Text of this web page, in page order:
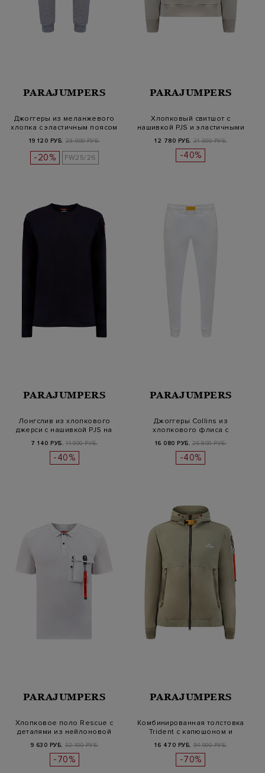
PARAJUMPERS
Джоггеры из меланжевого
хлопка с эластичным поясом
19 120 РУБ. 23 900 РУБ.
-20% FW25/26
PARAJUMPERS
Хлопковый свитшот с
нашивкой PJS и эластичными
12 780 РУБ. 21 300 РУБ.
-40%
PARAJUMPERS
Лонгслив из хлопкового
джерси с нашивкой PJS на
рукаве
7 140 РУБ. 11 900 РУБ.
-40%
PARAJUMPERS
Джоггеры Collins из
хлопкового флиса с
объемным логоти…
16 080 РУБ. 26 800 РУБ.
-40%
PARAJUMPERS
Хлопковое поло Rescue с
деталями из нейлоновой
микрофи…
9 630 РУБ. 32 100 РУБ.
-70%
PARAJUMPERS
Комбинированная толстовка
Trident с капюшоном и
фирмен…
16 470 РУБ. 54 900 РУБ.
-70%